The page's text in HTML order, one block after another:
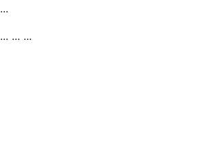
...
... ... ...